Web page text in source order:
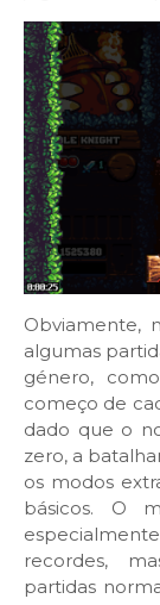
Obviamente,
algumas
género,
começo de
dado que o
zero, a
os modos
básicos. O
recordes,
partidas